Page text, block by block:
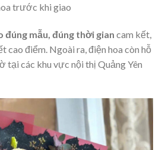
trước khi giao
đúng mẫu, đúng thời gian cam kết,
cao điểm. Ngoài ra, điện hoa còn hỗ
tại các khu vực nội thị Quảng Yên